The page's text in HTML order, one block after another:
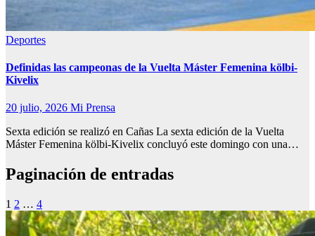
Deportes
Definidas las campeonas de la Vuelta Máster Femenina kölbi-
Kivelix
20 julio, 2026 Mi Prensa
Sexta edición se realizó en Cañas La sexta edición de la Vuelta
Máster Femenina kölbi-Kivelix concluyó este domingo con una…
Paginación de entradas
1 2 … 4